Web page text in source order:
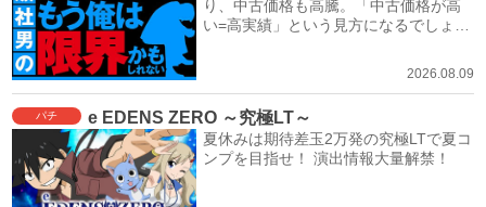
り、中古価格も高騰。「中古価格が高
い=高実績」という見方になるでしょ
2026.08.09
パチ e EDENS ZERO ～究極LT～
夏休みは期待差玉2万発の究極LTで夏コ
ンプを目指せ！ 演出情報大量解禁！